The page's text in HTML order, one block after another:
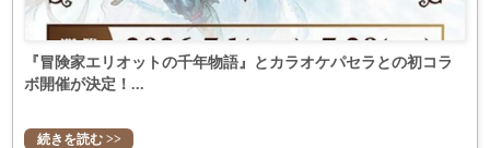
『冒険家エリオットの千年物語』とカラオケパセラとの初コラ
ボ開催が決定！...
続きを読む >>